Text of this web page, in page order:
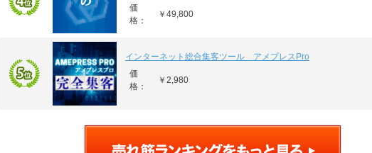
価
格：
￥49,800
インターネット総合集客ツール アメプレスPro
価
格：
￥2,980